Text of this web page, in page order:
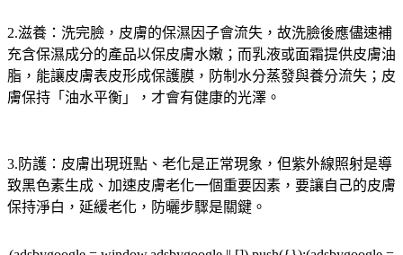
2.滋養：洗完臉，皮膚的保濕因子會流失，故洗臉後應儘速補
充含保濕成分的產品以保皮膚水嫩；而乳液或面霜提供皮膚油
脂，能讓皮膚表皮形成保護膜，防制水分蒸發與養分流失；皮
膚保持「油水平衡」，才會有健康的光澤。
3.防護：皮膚出現班點、老化是正常現象，但紫外線照射是導
致黑色素生成、加速皮膚老化一個重要因素，要讓自己的皮膚
保持淨白，延緩老化，防曬步驟是關鍵。